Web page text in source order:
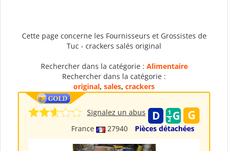
Cette page concerne les Fournisseurs et Grossistes de
Tuc - crackers salés original
Rechercher dans la catégorie : Alimentaire
Rechercher dans la catégorie :
original, sales, crackers
France 27940 Pièces détachées
Signalez un abus